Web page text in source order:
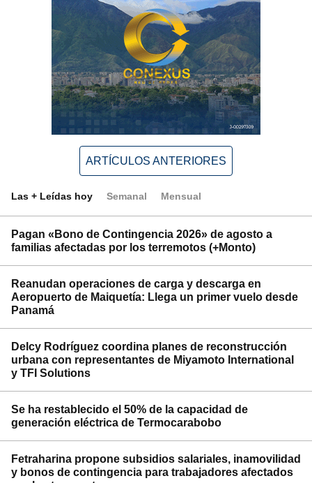
ARTÍCULOS ANTERIORES
Las + Leídas hoy Semanal Mensual
Pagan «Bono de Contingencia 2026» de agosto a
familias afectadas por los terremotos (+Monto)
Reanudan operaciones de carga y descarga en
Aeropuerto de Maiquetía: Llega un primer vuelo desde
Panamá
Delcy Rodríguez coordina planes de reconstrucción
urbana con representantes de Miyamoto International
y TFI Solutions
Se ha restablecido el 50% de la capacidad de
generación eléctrica de Termocarabobo
Fetraharina propone subsidios salariales, inamovilidad
y bonos de contingencia para trabajadores afectados